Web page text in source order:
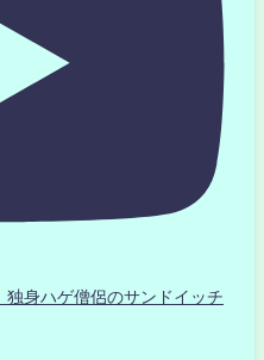
身ハゲ僧侶のサンドイッチ